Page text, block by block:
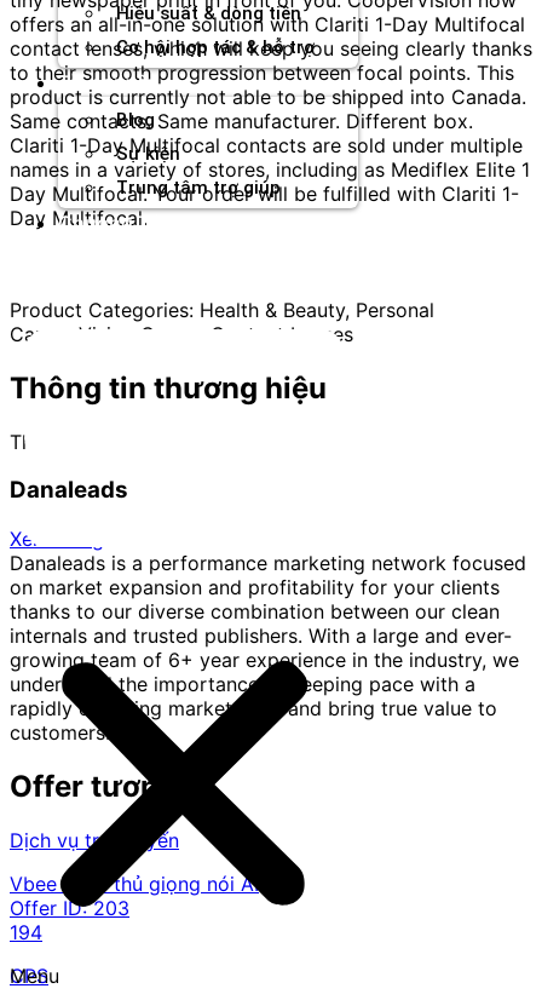
Hiệu suất & dòng tiền
Cơ hội hợp tác & hỗ trợ
Tài nguyên
Blog
Sự kiện
Trung tâm trợ giúp
Chương Trình Creator
Menu
offers an all-in-one solution with Clariti 1-Day Multifocal
contact lenses, which will keep you seeing clearly thanks
to their smooth progression between focal points. This
product is currently not able to be shipped into Canada.
Same contacts. Same manufacturer. Different box.
Clariti 1-Day Multifocal contacts are sold under multiple
names in a variety of stores, including as Mediflex Elite 1
Day Multifocal. Your order will be fulfilled with Clariti 1-
Day Multifocal.
Product Categories: Health & Beauty, Personal
Care~~Vision Care~~Contact Lenses
Thông tin thương hiệu
Thương mại điện tử
Danaleads
Xem trang
Danaleads is a performance marketing network focused
on market expansion and profitability for your clients
thanks to our diverse combination between our clean
internals and trusted publishers. With a large and ever-
growing team of 6+ year experience in the industry, we
understand the importance of keeping pace with a
rapidly changing marketplace and bring true value to
customers.
Offer tương tự
Dịch vụ trực tuyến
Vbee - Trợ thủ giọng nói AI
Offer ID: 203
194
CPS